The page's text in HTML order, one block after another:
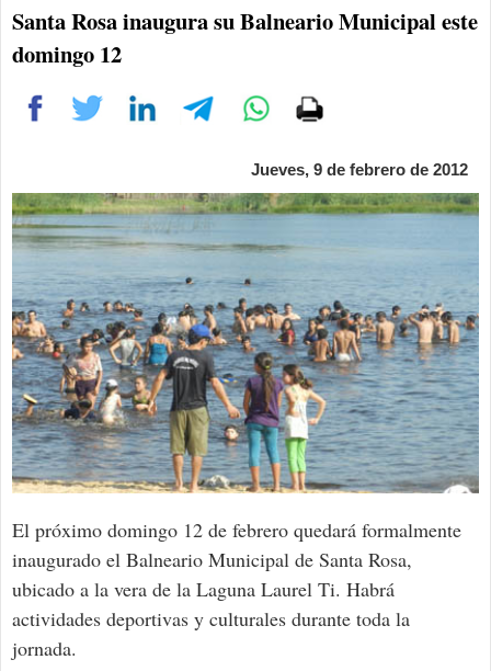
Santa Rosa inaugura su Balneario Municipal este
domingo 12
Jueves, 9 de febrero de 2012
El próximo domingo 12 de febrero quedará formalmente
inaugurado el Balneario Municipal de Santa Rosa,
ubicado a la vera de la Laguna Laurel Ti. Habrá
actividades deportivas y culturales durante toda la
jornada.